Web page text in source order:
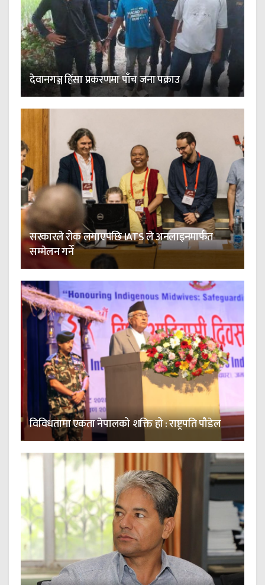
देवानगञ्ज हिंसा प्रकरणमा पाँच जना पक्राउ
सरकारले रोक लगाएपछि IATS ले अनलाइनमार्फत
सम्मेलन गर्ने
विविधतामा एकता नेपालको शक्ति हो : राष्ट्रपति पौडेल